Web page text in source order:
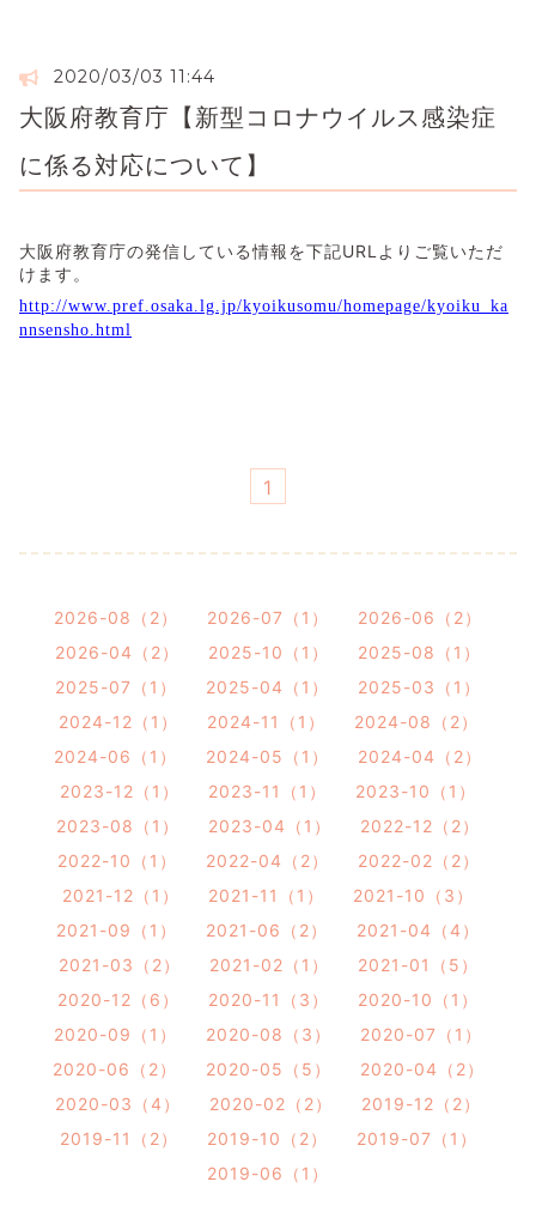
2020/03/03 11:44
大阪府教育庁【新型コロナウイルス感染症
に係る対応について】
大阪府教育庁の発信している情報を下記URLよりご覧いただ
けます。
http://www.pref.osaka.lg.jp/kyoikusomu/homepage/kyoiku_ka
nnsensho.html
1
2026-08（2） 2026-07（1）
2026-06（2）
2026-04（2）
2025-10（1）
2025-08（1）
2025-07（1）
2025-04（1）
2025-03（1）
2024-12（1）
2024-11（1）
2024-08（2）
2024-06（1）
2024-05（1）
2024-04（2）
2023-12（1）
2023-11（1）
2023-10（1）
2023-08（1）
2023-04（1）
2022-12（2）
2022-10（1）
2022-04（2）
2022-02（2）
2021-12（1）
2021-11（1）
2021-10（3）
2021-09（1）
2021-06（2）
2021-04（4）
2021-03（2）
2021-02（1）
2021-01（5）
2020-12（6）
2020-11（3）
2020-10（1）
2020-09（1）
2020-08（3）
2020-07（1）
2020-06（2）
2020-05（5）
2020-04（2）
2020-03（4）
2020-02（2）
2019-12（2）
2019-11（2）
2019-10（2）
2019-07（1）
2019-06（1）